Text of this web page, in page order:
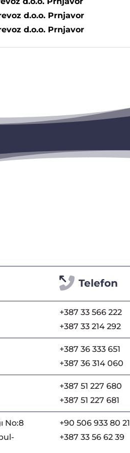
d.o.o. Prnjavor
d.o.o. Prnjavor
Telefon
+387 33 566 222
+387 33 214 292
+387 36 333 651
+387 36 314 060
+387 51 227 680
+387 51 227 681
No:8
+90 506 933 80 21
+387 33 56 62 39